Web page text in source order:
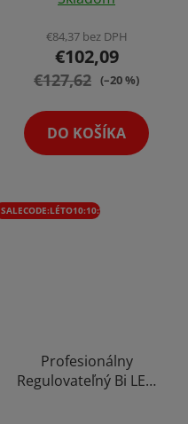
100W
€84,37 bez DPH
€102,09
€127,62 (–20 %)
DO KOŠÍKA
SALECODE:LÉTO10:10:%
Profesionálny
Regulovateľný Bi LED